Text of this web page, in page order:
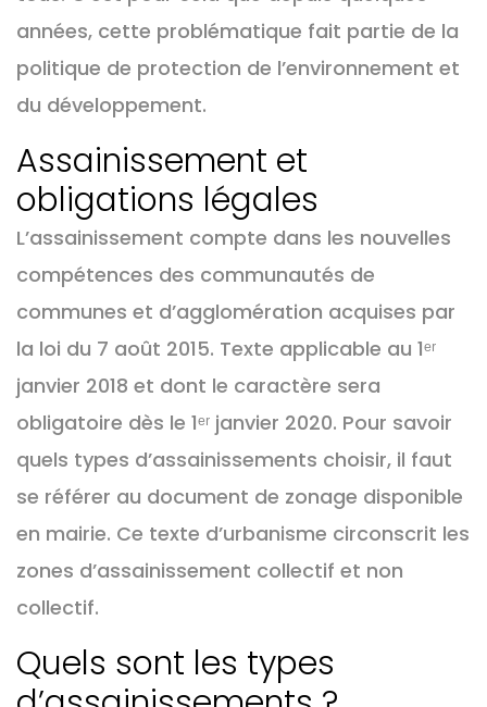
années, cette problématique fait partie de la
politique de protection de l’environnement et
du développement.
Assainissement et
obligations légales
L’assainissement compte dans les nouvelles
compétences des communautés de
communes et d’agglomération acquises par
la loi du 7 août 2015. Texte applicable au 1ᵉʳ
janvier 2018 et dont le caractère sera
obligatoire dès le 1ᵉʳ janvier 2020. Pour savoir
quels types d’assainissements choisir, il faut
se référer au document de zonage disponible
en mairie. Ce texte d’urbanisme circonscrit les
zones d’assainissement collectif et non
collectif.
Quels sont les types